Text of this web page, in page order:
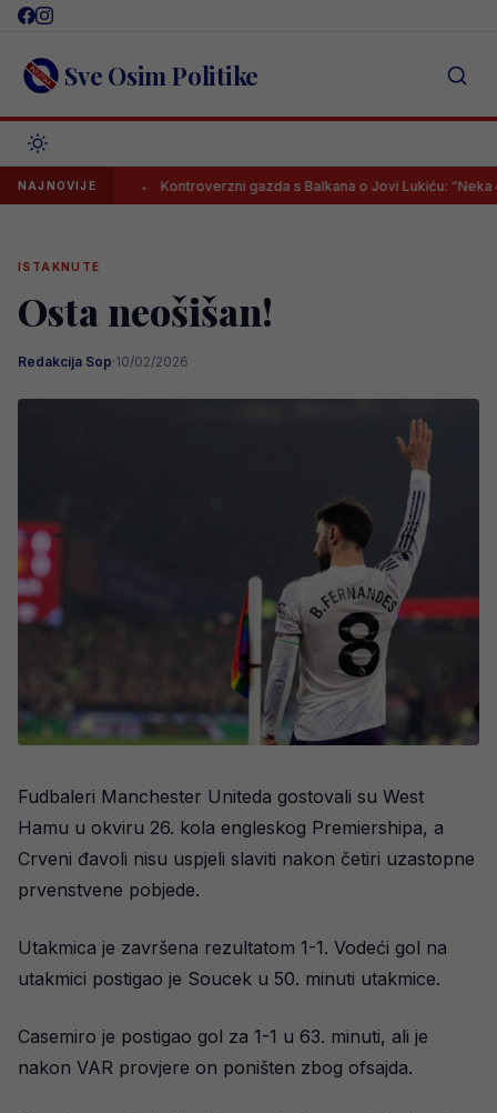
Skip
content Sve Osim Politike
NAJNOVIJEKontroverzni gazda s Balkana o Jovi Lukiću: “Neka dođe,
ISTAKNUTE
Osta neošišan!
Redakcija Sop·10/02/2026
Fudbaleri Manchester Uniteda gostovali su West
Hamu u okviru 26. kola engleskog Premiershipa, a
Crveni đavoli nisu uspjeli slaviti nakon četiri uzastopne
prvenstvene pobjede.
Utakmica je završena rezultatom 1-1. Vodeći gol na
utakmici postigao je Soucek u 50. minuti utakmice.
Casemiro je postigao gol za 1-1 u 63. minuti, ali je
nakon VAR provjere on poništen zbog ofsajda.